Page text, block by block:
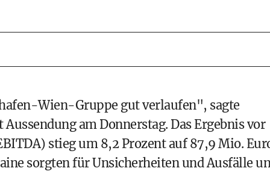
Wien-Gruppe gut verlaufen", sagte
am Donnerstag. Das Ergebnis vor
stieg um 8,2 Prozent auf 87,9 Mio.
sorgten für Unsicherheiten und Ausfälle